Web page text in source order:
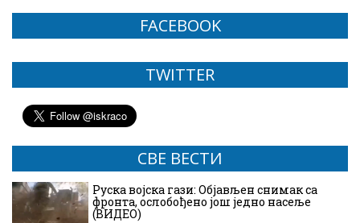
FACEBOOK
TWITTER
СВЕ ВЕСТИ
Руска војска гази: Објављен снимак са
фронта, ослобођено још једно насеље
(ВИДЕО)